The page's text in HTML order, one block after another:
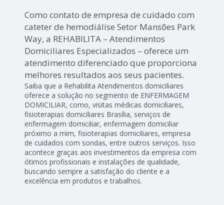
Como contato de empresa de cuidado com
cateter de hemodiálise Setor Mansões Park
Way, a REHABILITA – Atendimentos
Domiciliares Especializados – oferece um
atendimento diferenciado que proporciona
melhores resultados aos seus pacientes.
Saiba que a Rehabilita Atendimentos domiciliares
oferece a solução no segmento de ENFERMAGEM
DOMICILIAR, como, visitas médicas domiciliares,
fisioterapias domiciliares Brasília, serviços de
enfermagem domiciliar, enfermagem domiciliar
próximo a mim, fisioterapias domiciliares, empresa
de cuidados com sondas, entre outros serviços. Isso
acontece graças aos investimentos da empresa com
ótimos profissionais e instalações de qualidade,
buscando sempre a satisfação do cliente e a
excelência em produtos e trabalhos.